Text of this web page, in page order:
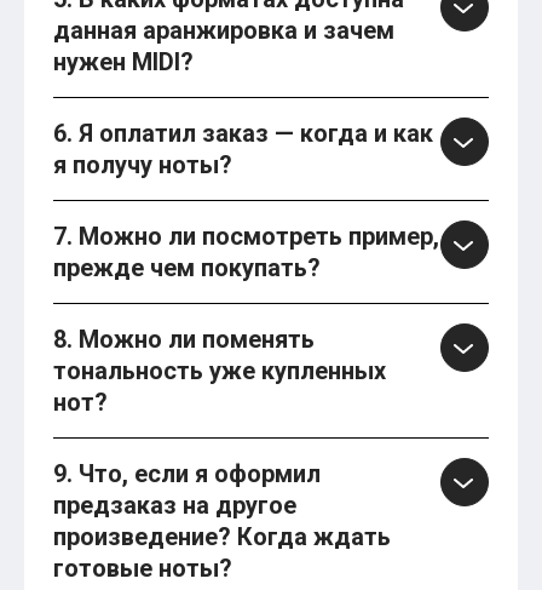
данная аранжировка и зачем
нужен MIDI?
6. Я оплатил заказ — когда и как
я получу ноты?
7. Можно ли посмотреть пример,
прежде чем покупать?
8. Можно ли поменять
тональность уже купленных
нот?
9. Что, если я оформил
предзаказ на другое
произведение? Когда ждать
готовые ноты?